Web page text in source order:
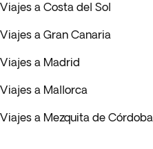
Viajes a Costa del Sol
Viajes a Gran Canaria
Viajes a Madrid
Viajes a Mallorca
Viajes a Mezquita de Córdoba